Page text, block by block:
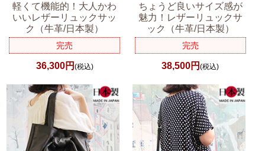
軽くて機能的！大人かわ
いいレザーリュックサッ
ク（牛革/日本製）
完売
36,300円 (税込)
ちょうど良いサイズ感が
魅力！レザーリュックサ
ック（牛革/日本製）
完売
38,500円(税込)